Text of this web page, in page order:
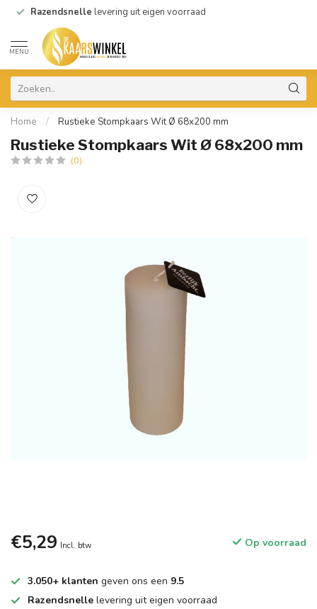
Razendsnelle levering uit eigen voorraad
MENU
Home / Rustieke Stompkaars Wit Ø 68x200 mm
Rustieke Stompkaars Wit Ø 68x200 mm
(0)
€5,29 Incl. btw Op voorraad
3.050+ klanten geven ons een 9.5
Razendsnelle levering uit eigen voorraad